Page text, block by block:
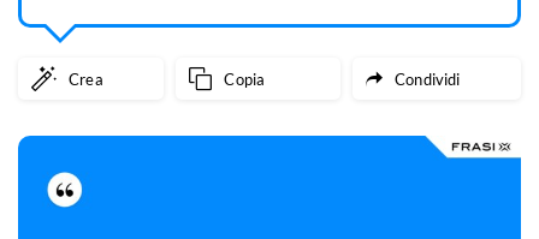
Crea Copia Condividi